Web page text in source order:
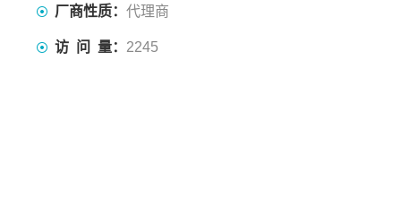
厂商性质： 代理商
访 问 量： 2245